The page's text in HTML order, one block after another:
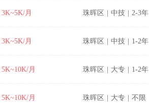
3K~5K/月 珠晖区 中技 2-3年
3K~5K/月 珠晖区 中技 1-2年
5K~10K/月 珠晖区 大专 1-2年
5K~10K/月 珠晖区 大专 不限